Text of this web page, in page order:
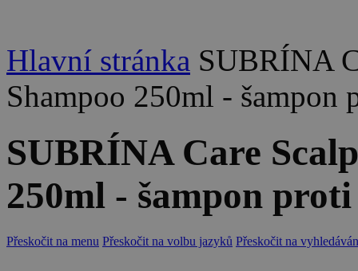
Hlavní stránka SUBRÍNA
Shampoo 250ml - šampon
SUBRÍNA Care
250ml - šampon
Přeskočit na menu Přeskočit na volbu jazyků Přeskočit na